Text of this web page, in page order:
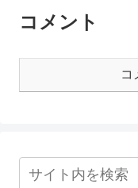
コメント
コ